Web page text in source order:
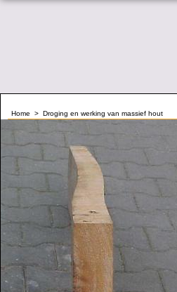
Home > Droging en werking van massief hout